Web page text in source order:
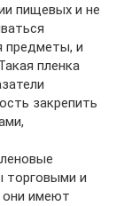
пищевых и не
предметы, и
пленка
закрепить
торговыми и
они имеют